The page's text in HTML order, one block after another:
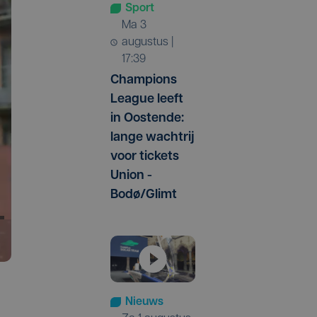
Sport
ma 3
augustus |
17:39
Champions
League leeft
in Oostende:
lange wachtrij
voor tickets
Union -
Bodø/Glimt
Nieuws